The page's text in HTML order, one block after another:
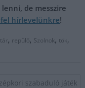
de messzire
hírlevelünkre!
, repülő, Szolnok, tök,
szabaduló játék